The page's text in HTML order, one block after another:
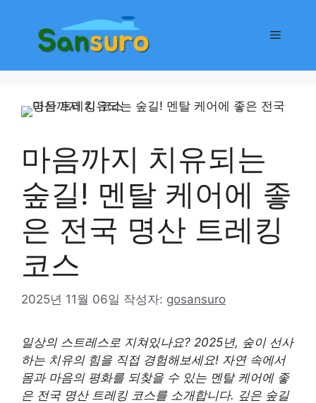
메
마음까지 치유되는
숲길! 멘탈 케어에 좋
은 전국 명산 트레킹
코스
2025년 11월 06일 작성자: gosansuro
일상의 스트레스로 지쳐있나요? 2025년, 숲이 선사
하는 치유의 힘을 직접 경험해보세요! 자연 속에서
몸과 마음의 평화를 되찾을 수 있는 멘탈 케어에 좋
은 전국 명산 트레킹 코스를 소개합니다. 깊은 숲길